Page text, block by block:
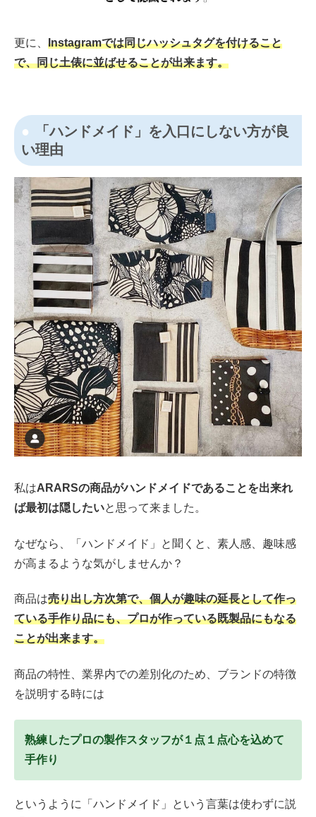
更に、 Instagramでは同じハッシュタグを付けること
で、同じ土俵に並ばせることが出来ます。
「ハンドメイド」を入口にしない方が良
い理由
私はARARSの商品がハンドメイドであることを出来れ
ば最初は隠したいと思って来ました。
なぜなら、「ハンドメイド」と聞くと、素人感、趣味感
が高まるような気がしませんか？
商品は売り出し方次第で、個人が趣味の延長として作っ
ている手作り品にも、プロが作っている既製品にもなる
ことが出来ます。
商品の特性、業界内での差別化のため、ブランドの特徴
を説明する時には
熟練したプロの製作スタッフが１点１点心を込めて
手作り
というように「ハンドメイド」という言葉は使わずに説